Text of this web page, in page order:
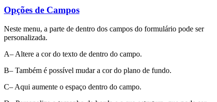
Opções de Campos
Neste menu, a parte de dentro dos campos do formulário pode ser
personalizada.
A– Altere a cor do texto de dentro do campo.
B– Também é possível mudar a cor do plano de fundo.
C– Aqui aumente o espaço dentro do campo.